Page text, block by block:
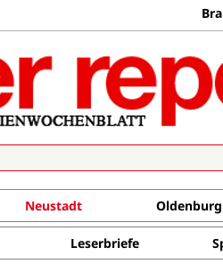
Neustadt Oldenburg
Leserbriefe